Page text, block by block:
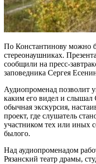
По Константинову можно
стереонаушниках.
сообщили на пресс-
заповедника Сергея
Аудиопроменад позволит
каким его видел и слышал
обычная экскурсия,
проект, где слушатель
участником тех или иных
былого.
Над аудиопроменадом
Рязанский театр драмы,